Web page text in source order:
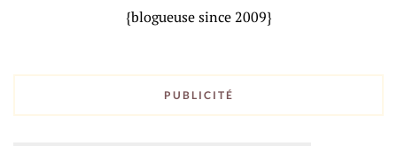
{blogueuse since 2009}
PUBLICITÉ